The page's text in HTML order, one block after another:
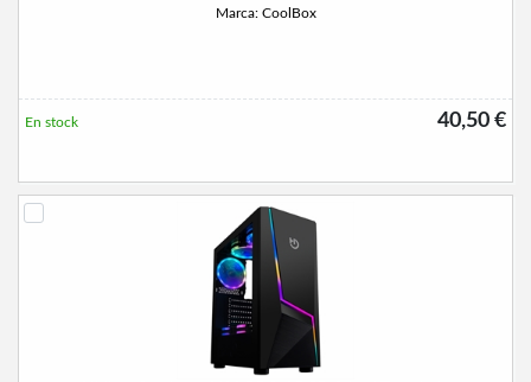
Marca: CoolBox
40,50 €
En stock